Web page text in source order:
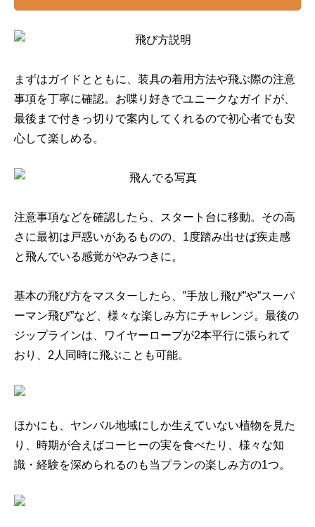
まずはガイドとともに、装具の着用方法や飛ぶ際の注意
事項を丁寧に確認。お喋り好きでユニークなガイドが、
最後まで付きっ切りで案内してくれるので初心者でも安
心して楽しめる。
注意事項などを確認したら、スタート台に移動。その高
さに最初は戸惑いがあるものの、1度踏み出せば疾走感
と飛んでいる感覚がやみつきに。
基本の飛び方をマスターしたら、”手放し飛び”や”スーパ
ーマン飛び”など、様々な楽しみ方にチャレンジ。最後の
ジップラインは、ワイヤーロープが2本平行に張られて
おり、2人同時に飛ぶことも可能。
ほかにも、ヤンバル地域にしか生えていない植物を見た
り、時期が合えばコーヒーの実を食べたり、様々な知
識・経験を深められるのも当プランの楽しみ方の1つ。